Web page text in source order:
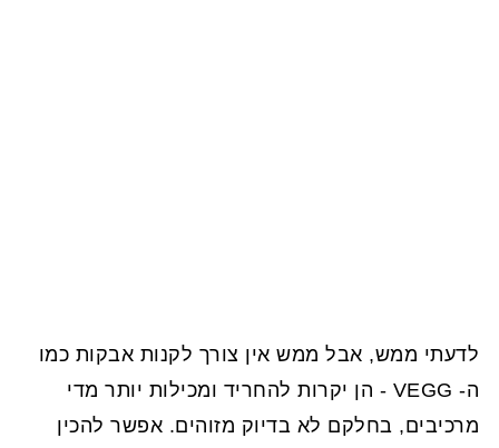
לדעתי ממש, אבל ממש אין צורך לקנות אבקות כמו
ה- VEGG - הן יקרות להחריד ומכילות יותר מדי
מרכיבים, בחלקם לא בדיוק מזוהים. אפשר להכין